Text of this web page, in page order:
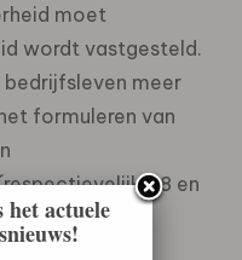
moet
wordt vastgesteld.
meer
formuleren van
68 en
actuele